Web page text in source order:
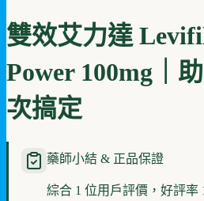
雙效艾力達
Power 100mg｜
次搞定
藥師小結 & 正品保證
綜合 1 位用戶評價，好評率